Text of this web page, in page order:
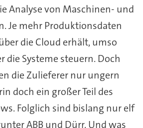
Analyse von Maschinen- und
Je mehr Produktionsdaten
die Cloud erhält, umso
die Systeme steuern. Doch
die Zulieferer nur ungern
doch ein großer Teil des
Folglich sind bislang nur elf
ABB und Dürr. Und was